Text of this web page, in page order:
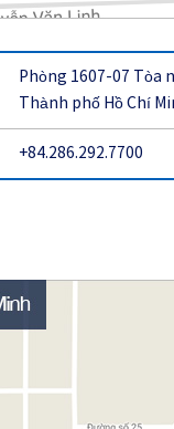
Phòng 1607-07 Tòa
Thành phố Hồ Chí
+84.286.292.7700